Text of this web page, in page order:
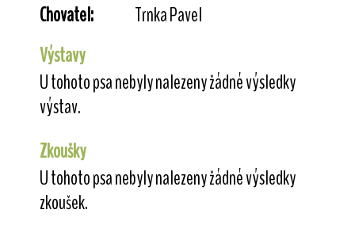
Chovatel:
Trnka Pavel
Výstavy
U tohoto psa nebyly nalezeny žádné výsledky
výstav.
Zkoušky
U tohoto psa nebyly nalezeny žádné výsledky
zkoušek.